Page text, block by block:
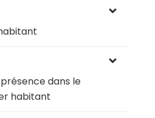
dans le
habitant